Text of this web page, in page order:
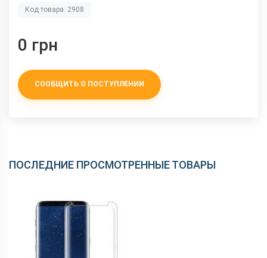
Код товара: 2908
0 грн
СООБЩИТЬ О ПОСТУПЛЕНИИ
ПОСЛЕДНИЕ ПРОСМОТРЕННЫЕ ТОВАРЫ